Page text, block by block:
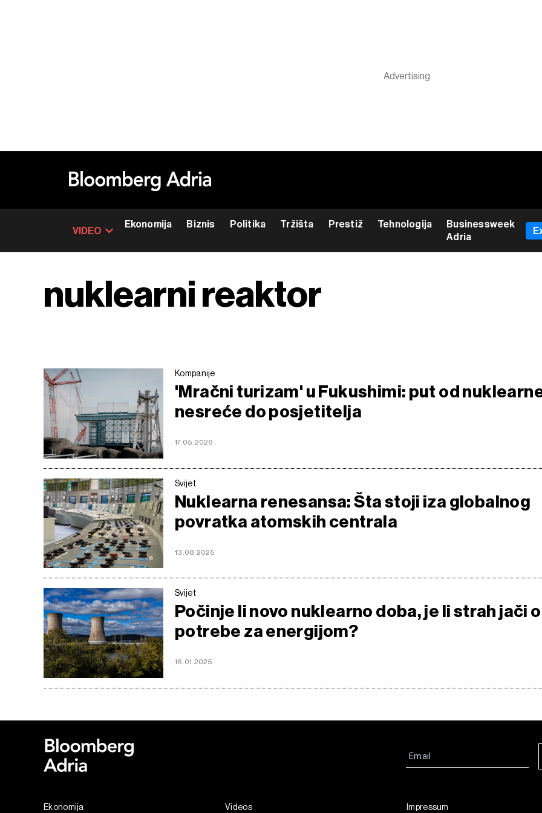
VIDEO
Ekonomija Biznis Politika Tržišta Prestiž Tehnologija
Businessweek
Adria
nuklearni reaktor
Kompanije
'Mračni turizam' u Fukushimi: put od
nesreće do posjetitelja
17.05.2026
Svijet
Nuklearna renesansa: Šta stoji iza globalnog
povratka atomskih centrala
13.08.2025
Svijet
Počinje li novo nuklearno doba, je li strah jači
potrebe za energijom?
16.01.2025
Ekonomija Videos Impressum